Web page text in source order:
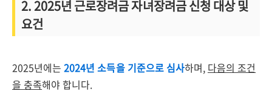
2. 2025년 근로장려금 자녀장려금 신청 대상 및
요건
2025년에는2024년 소득을 기준으로 심사하며, 다음의 조건
을 충족해야 합니다.